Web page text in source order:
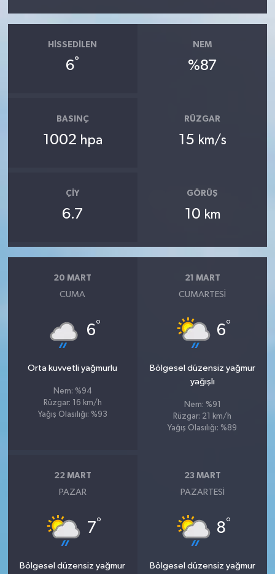
HISSEDILEN
6°
NEM
%87
BASINÇ
1002 hpa
RÜZGAR
15 km/s
ÇIY
6.7
GÖRÜŞ
10 km
20 MART
CUMA
6°
Orta kuvvetli yağmurlu
Nem: %94
Rüzgar: 16 km/h
Yağış Olasılığı: %93
21 MART
CUMARTESI
6°
Bölgesel düzensiz yağmur
yağışlı
Nem: %91
Rüzgar: 21 km/h
Yağış Olasılığı: %89
22 MART
PAZAR
7°
Bölgesel düzensiz yağmur
23 MART
PAZARTESI
8°
Bölgesel düzensiz yağmur